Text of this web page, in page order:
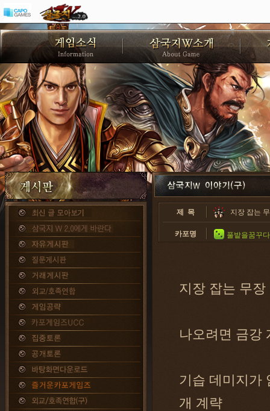
제 목 지장 잡는
카포명 풀밭을꿈꾸다
지장 잡는 무장
나오려면 금강
기습 데미지가
개 계략